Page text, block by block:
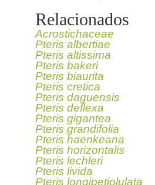
Relacionados
Acrostichaceae
Pteris albertiae
Pteris altissima
Pteris bakeri
Pteris biaurita
Pteris cretica
Pteris daguensis
Pteris deflexa
Pteris gigantea
Pteris grandifolia
Pteris haenkeana
Pteris horizontalis
Pteris lechleri
Pteris livida
Pteris longipetiolulata